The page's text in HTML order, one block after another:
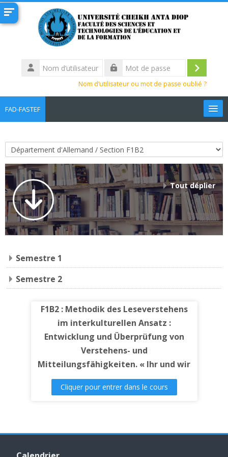
Passer au contenu principal
Nom
d’utilisateur
Nom d’utilisateur ou mot de passe oublié ?
FAD-FASTEF
Rechercher
des
cours
Catégories de cours
Tout déplier
Semestre 1
Semestre 2
F1B2 : Methodik des Leseverstehens
im interkulturellen Ansatz :
Entwicklung und Überprüfung von
Verstehens- und
Mitteilungsfähigkeiten. « Ihr und wir
Plus », Band 3
Cliquer pour entrer dans le cours